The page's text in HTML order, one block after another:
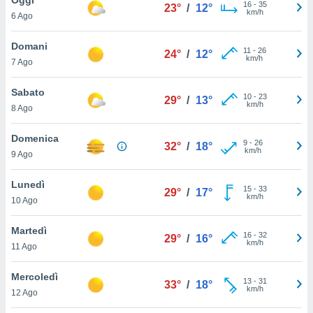
è
al sito
di
ci
di
il
un
la
nella
6 Ago
23° / 12° 16- 35
km/h
Domani
7 Ago
24° / 12° 11 - 26
km/h
Sabato
8 Ago
29° / 13° 10- 23
km/h
Domenica
9 Ago
32° / 18° 9- 26
km/h
Lunedì
10 Ago
29° / 17° 15- 33
km/h
Martedì
11 Ago
29° / 16° 16- 32
km/h
Mercoledì
12 Ago
33° / 18° 13- 31
km/h